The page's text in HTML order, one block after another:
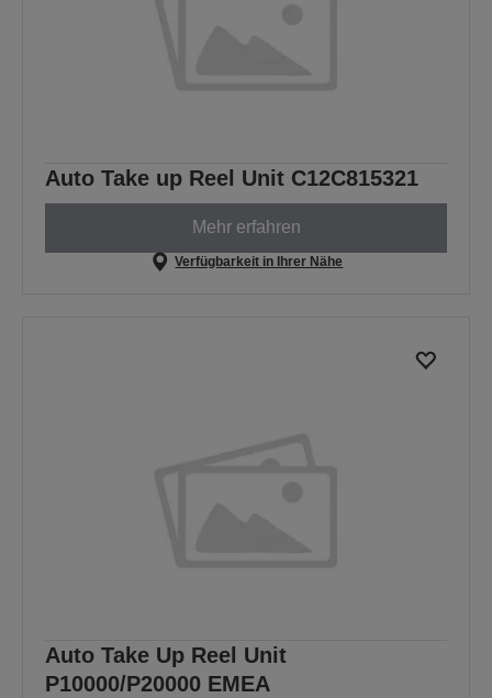
Auto Take up Reel Unit C12C815321
Mehr erfahren
Verfügbarkeit in Ihrer Nähe
Auto Take Up Reel Unit
P10000/P20000 EMEA